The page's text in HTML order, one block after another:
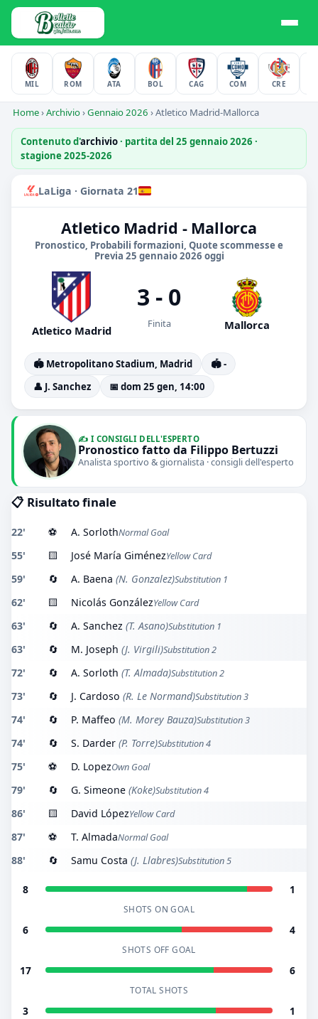
MIL ROM ATA BOL CAG COM CRE
Home›Archivio›Gennaio 2026 ›Atletico Madrid-Mallorca
Contenuto d'archivio· partita del 25 gennaio 2026 ·
stagione 2025-2026
LaLiga · Giornata 21
Atletico Madrid - Mallorca
Pronostico, Probabili formazioni, Quote scommesse e
Previa 25 gennaio 2026 oggi
Atletico Madrid
3 - 0
Finita Mallorca
🏟️ Metropolitano Stadium, Madrid
🏟️ -
👤 J. Sanchez
📅 dom 25 gen, 14:00
✍️ I CONSIGLI DELL'ESPERTO
Pronostico fatto da Filippo Bertuzzi
Analista sportivo & giornalista · consigli dell'esperto
📋 Risultato finale
22' ⚽ A. SorlothNormal Goal
55' 🟨 José María GiménezYellow Card
59' 🔄 A. Baena (N. Gonzalez)Substitution 1
62' 🟨 Nicolás GonzálezYellow Card
63' 🔄 A. Sanchez (T. Asano)Substitution 1
63' 🔄 M. Joseph (J. Virgili)Substitution 2
72' 🔄 A. Sorloth (T. Almada)Substitution 2
73' 🔄 J. Cardoso (R. Le Normand)Substitution 3
74' 🔄 P. Maffeo (M. Morey Bauza)Substitution 3
74' 🔄 S. Darder (P. Torre)Substitution 4
75' ⚽ D. LopezOwn Goal
79' 🔄 G. Simeone (Koke)Substitution 4
86' 🟨 David LópezYellow Card
87' ⚽ T. AlmadaNormal Goal
88' 🔄 Samu Costa (J. Llabres)Substitution 5
8 1
SHOTS ON GOAL
6 4
SHOTS OFF GOAL
17 6
TOTAL SHOTS
3 1